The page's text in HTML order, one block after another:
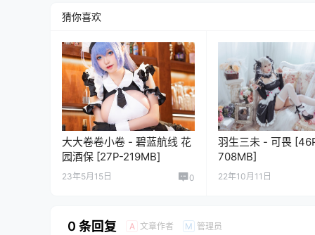
猜你喜欢
大大卷卷小卷 - 碧蓝航线 花
园酒保 [27P-219MB]
23年5月15日 0
羽生三未 - 可畏
708MB]
22年10月11日
0 条回复 A 文章作者 M 管理员